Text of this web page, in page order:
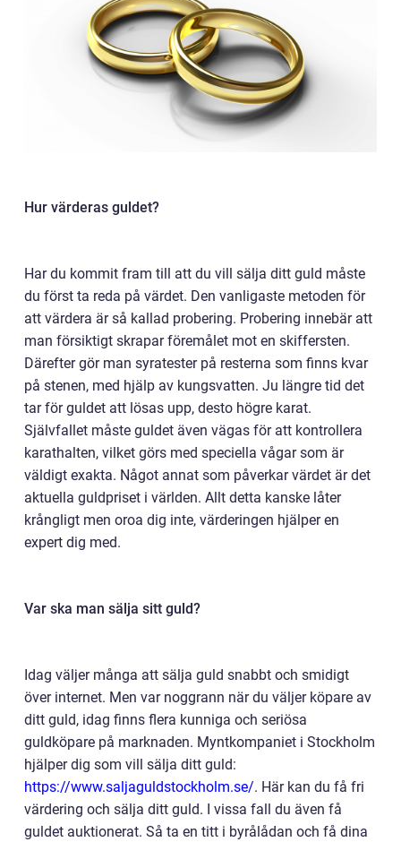
Hur värderas guldet?
Har du kommit fram till att du vill sälja ditt guld måste
du först ta reda på värdet. Den vanligaste metoden för
att värdera är så kallad probering. Probering innebär att
man försiktigt skrapar föremålet mot en skiffersten.
Därefter gör man syratester på resterna som finns kvar
på stenen, med hjälp av kungsvatten. Ju längre tid det
tar för guldet att lösas upp, desto högre karat.
Självfallet måste guldet även vägas för att kontrollera
karathalten, vilket görs med speciella vågar som är
väldigt exakta. Något annat som påverkar värdet är det
aktuella guldpriset i världen. Allt detta kanske låter
krångligt men oroa dig inte, värderingen hjälper en
expert dig med.
Var ska man sälja sitt guld?
Idag väljer många att sälja guld snabbt och smidigt
över internet. Men var noggrann när du väljer köpare av
ditt guld, idag finns flera kunniga och seriösa
guldköpare på marknaden. Myntkompaniet i Stockholm
hjälper dig som vill sälja ditt guld:
https://www.saljaguldstockholm.se/. Här kan du få fri
värdering och sälja ditt guld. I vissa fall du även få
guldet auktionerat. Så ta en titt i byrålådan och få dina